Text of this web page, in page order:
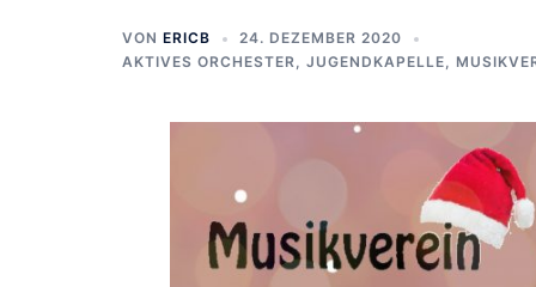
VON ERICB
24. DEZEMBER 2020
AKTIVES ORCHESTER, JUGENDKAPELLE,